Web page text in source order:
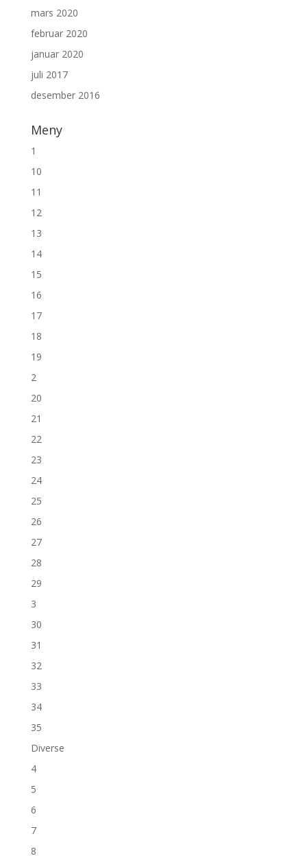
mars 2020
februar 2020
januar 2020
juli 2017
desember 2016
Meny
1
10
11
12
13
14
15
16
17
18
19
2
20
21
22
23
24
25
26
27
28
29
3
30
31
32
33
34
35
Diverse
4
5
6
7
8